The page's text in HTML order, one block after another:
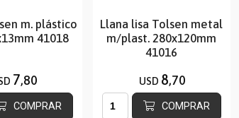
m. plástico
41018
7,80
COMPRAR
Llana lisa Tolsen metal
m/plast. 280x120mm
41016
USD 8,70
COMPRAR